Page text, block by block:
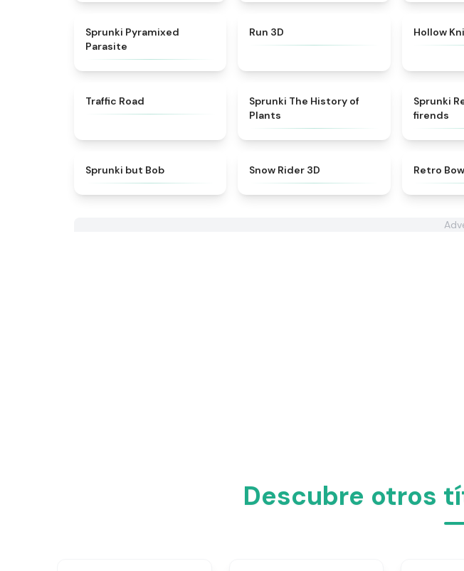
Sprunki Pyramixed
Parasite
Run 3D Hollow
Traffic Road ★
Sprunki The History of
Plants
Sprunki
firends
Sprunki but Bob Snow Rider 3D Retro
Descubre otros